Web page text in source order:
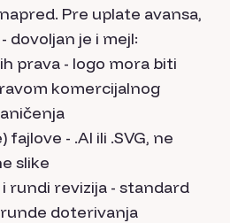
Pre uplate avansa,
dovoljan je i mejl:
prava - logo mora biti
komercijalnog
- .AI ili .SVG, ne
slike
rundi revizija - standard
doterivanja